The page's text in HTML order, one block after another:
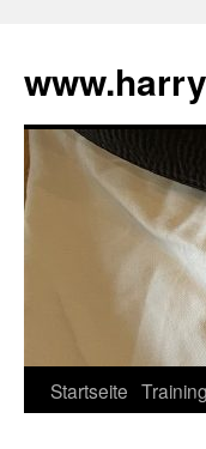
content
Startseite Training